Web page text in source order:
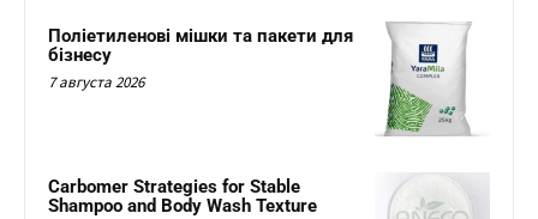
Поліетиленові мішки та пакети для
бізнесу
7 августа 2026
Carbomer Strategies for Stable
Shampoo and Body Wash Texture